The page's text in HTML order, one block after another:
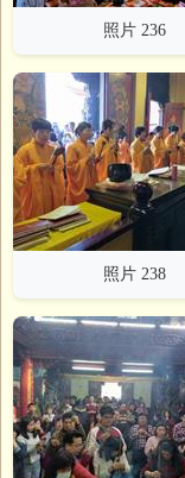
照片 236
照片 238